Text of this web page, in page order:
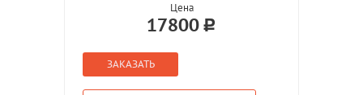
Цена
17800
ЗАКАЗАТЬ